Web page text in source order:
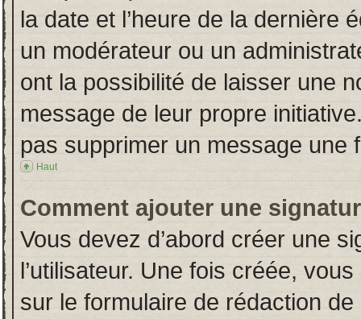
la date et l’heure de la dernière
un modérateur ou un
ont la possibilité de laisser une
message de leur propre
pas supprimer un message une
Haut
Comment ajouter une
Vous devez d’abord créer une
l’utilisateur. Une fois créée,
sur le formulaire de rédaction